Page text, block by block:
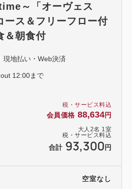
税・サービス料込
会員価格 88,634円
大人 2名 1 室
税・サービス料込
合計 93,300 円
～「オーヴェス
ース＆フリーフロー付
＆朝食付
現地払い・Web決済
12:00まで
空室なし